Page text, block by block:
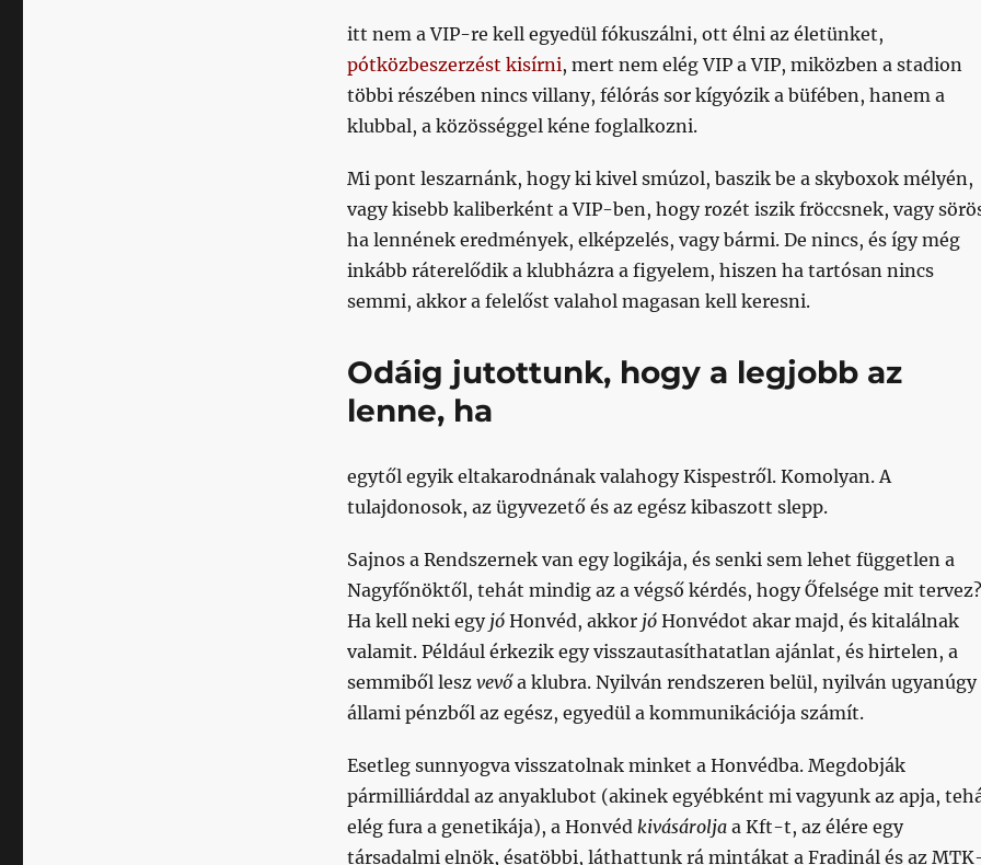
itt nem a VIP-re kell egyedül fókuszálni, ott élni az életünket,
pótközbeszerzést kisírni, mert nem elég VIP a VIP, miközben a stadion
többi részében nincs villany, félórás sor kígyózik a büfében, hanem a
klubbal, a közösséggel kéne foglalkozni.
Mi pont leszarnánk, hogy ki kivel smúzol, baszik be a skyboxok mélyén,
vagy kisebb kaliberként a VIP-ben, hogy rozét iszik fröccsnek, vagy
ha lennének eredmények, elképzelés, vagy bármi. De nincs, és így még
inkább ráterelődik a klubházra a figyelem, hiszen ha tartósan nincs
semmi, akkor a felelőst valahol magasan kell keresni.
Odáig jutottunk, hogy a legjobb az
lenne, ha
egytől egyik eltakarodnának valahogy Kispestről. Komolyan. A
tulajdonosok, az ügyvezető és az egész kibaszott slepp.
Sajnos a Rendszernek van egy logikája, és senki sem lehet független a
Nagyfőnöktől, tehát mindig az a végső kérdés, hogy Őfelsége mit tervez?
Ha kell neki egy jóHonvéd, akkor jóHonvédot akar majd, és kitalálnak
valamit. Például érkezik egy visszautasíthatatlan ajánlat, és hirtelen, a
semmiből lesz vevőa klubra. Nyilván rendszeren belül, nyilván ugyanúgy
állami pénzből az egész, egyedül a kommunikációja számít.
Esetleg sunnyogva visszatolnak minket a Honvédba. Megdobják
pármilliárddal az anyaklubot (akinek egyébként mi vagyunk az apja,
elég fura a genetikája), a Honvéd kivásároljaa Kft-t, az élére egy
társadalmi elnök, ésatöbbi, láthattunk rá mintákat a Fradinál és az